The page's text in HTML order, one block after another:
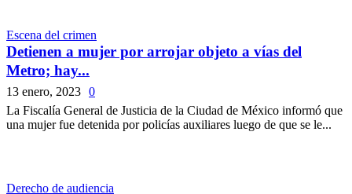
Escena del crimen
Detienen a mujer por arrojar objeto a vías del
Metro; hay...
13 enero, 2023 0
La Fiscalía General de Justicia de la Ciudad de México informó que
una mujer fue detenida por policías auxiliares luego de que se le...
Derecho de audiencia